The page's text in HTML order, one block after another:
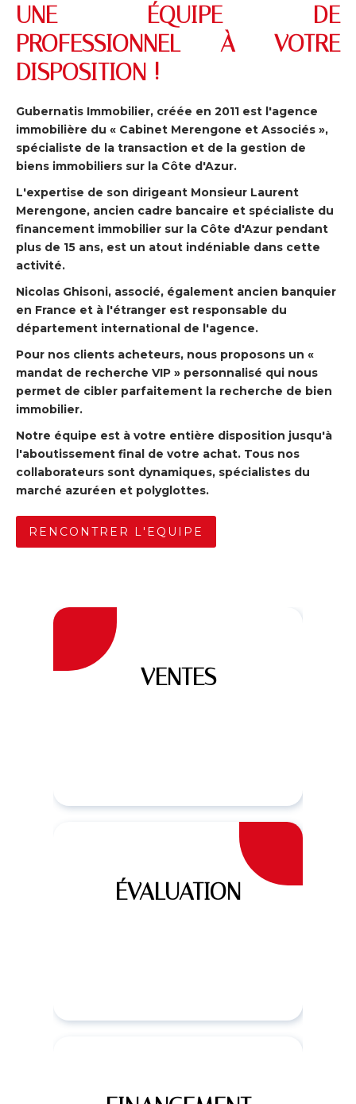
UNE ÉQUIPE DE
PROFESSIONNEL À VOTRE
DISPOSITION !
Gubernatis Immobilier, créée en 2011 est l'agence
immobilière du « Cabinet Merengone et Associés »,
spécialiste de la transaction et de la gestion de
biens immobiliers sur la Côte d'Azur.
L'expertise de son dirigeant Monsieur Laurent
Merengone, ancien cadre bancaire et spécialiste du
financement immobilier sur la Côte d'Azur pendant
plus de 15 ans, est un atout indéniable dans cette
activité.
Nicolas Ghisoni, associé, également ancien banquier
en France et à l'étranger est responsable du
département international de l'agence.
Pour nos clients acheteurs, nous proposons un «
mandat de recherche VIP » personnalisé qui nous
permet de cibler parfaitement la recherche de bien
immobilier.
Notre équipe est à votre entière disposition jusqu'à
l'aboutissement final de votre achat. Tous nos
collaborateurs sont dynamiques, spécialistes du
marché azuréen et polyglottes.
RENCONTRER L'EQUIPE
VENTES
ÉVALUATION